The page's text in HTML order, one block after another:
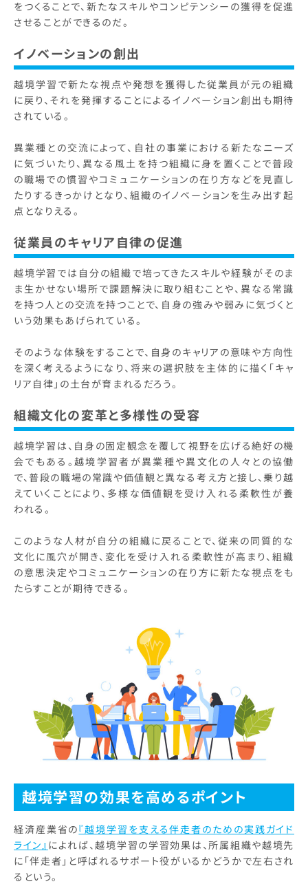
をつくることで、新たなスキルやコンピテンシーの獲得を促進
させることができるのだ。
イノベーションの創出
越境学習で新たな視点や発想を獲得した従業員が元の組織
に戻り、それを発揮することによるイノベーション創出も期待
されている。
異業種との交流によって、自社の事業における新たなニーズ
に気づいたり、異なる風土を持つ組織に身を置くことで普段
の職場での慣習やコミュニケーションの在り方などを見直し
たりするきっかけとなり、組織のイノベーションを生み出す起
点となりえる。
従業員のキャリア自律の促進
越境学習では自分の組織で培ってきたスキルや経験がそのま
ま生かせない場所で課題解決に取り組むことや、異なる常識
を持つ人との交流を持つことで、自身の強みや弱みに気づくと
いう効果もあげられている。
そのような体験をすることで、自身のキャリアの意味や方向性
を深く考えるようになり、将来の選択肢を主体的に描く「キャ
リア自律」の土台が育まれるだろう。
組織文化の変革と多様性の受容
越境学習は、自身の固定観念を覆して視野を広げる絶好の機
会でもある。越境学習者が異業種や異文化の人々との協働
で、普段の職場の常識や価値観と異なる考え方と接し、乗り越
えていくことにより、多様な価値観を受け入れる柔軟性が養
われる。
このような人材が自分の組織に戻ることで、従来の同質的な
文化に風穴が開き、変化を受け入れる柔軟性が高まり、組織
の意思決定やコミュニケーションの在り方に新たな視点をも
たらすことが期待できる。
越境学習の効果を高めるポイント
経済産業省の『越境学習を支える伴走者のための実践ガイド
ライン』 によれば、越境学習の学習効果は、所属組織や越境先
に「伴走者」と呼ばれるサポート役がいるかどうかで左右され
るという。